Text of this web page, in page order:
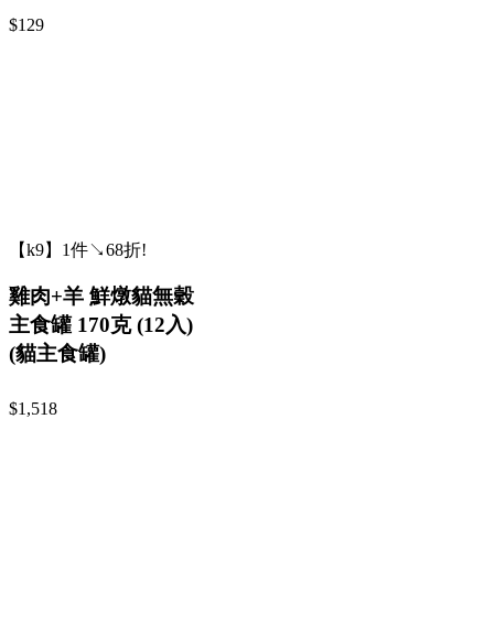
$129
【k9】1件↘68折!
雞肉+羊 鮮燉貓無穀
主食罐 170克 (12入)
(貓主食罐)
$1,518